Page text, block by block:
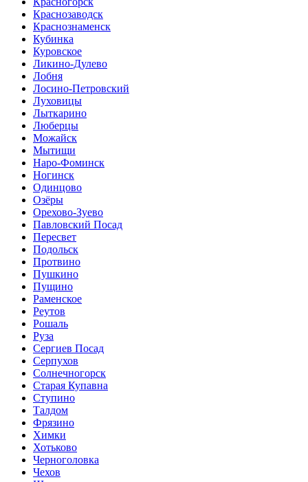
Краснозаводск
Краснознаменск
Кубинка
Куровское
Ликино-Дулево
Лобня
Лосино-Петровский
Луховицы
Лыткарино
Люберцы
Можайск
Мытищи
Наро-Фоминск
Ногинск
Одинцово
Озёры
Орехово-Зуево
Павловский Посад
Пересвет
Подольск
Протвино
Пушкино
Пущино
Раменское
Реутов
Рошаль
Руза
Сергиев Посад
Серпухов
Солнечногорск
Старая Купавна
Ступино
Талдом
Фрязино
Химки
Хотьково
Черноголовка
Чехов